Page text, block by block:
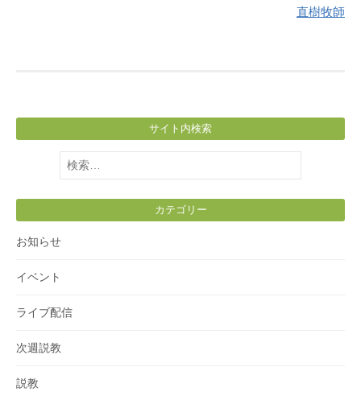
直樹牧師
サイト内検索
検
索:
カテゴリー
お知らせ
イベント
ライブ配信
次週説教
説教